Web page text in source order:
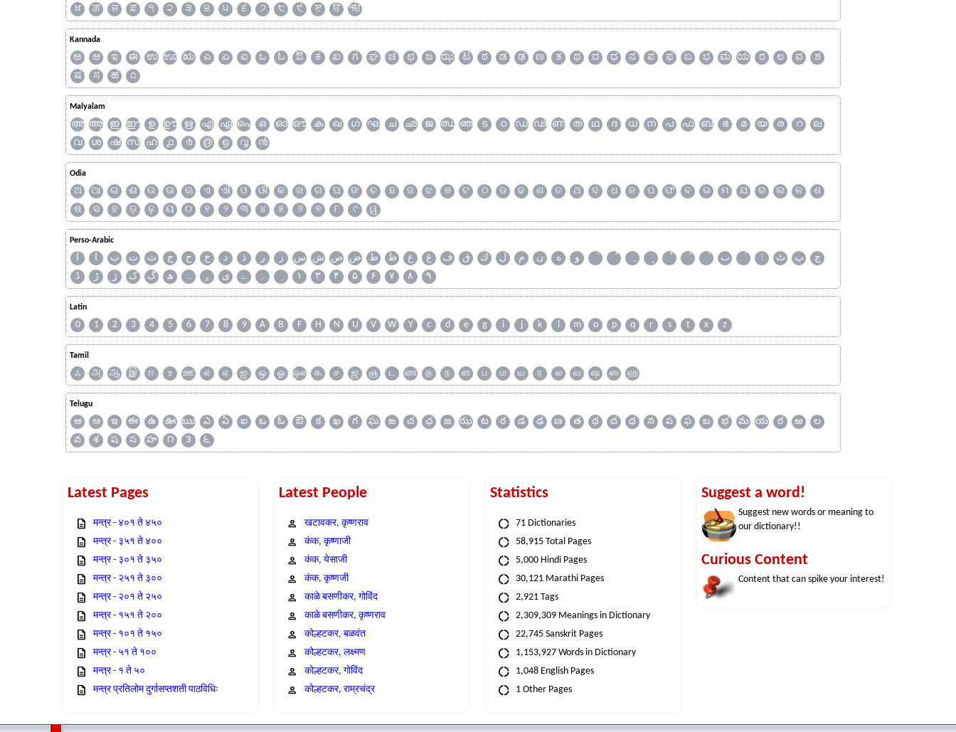
ਖ਼
ਗ਼ ਜ਼ ਫ਼ ੧ ੨ ੩ ੪ ੫ ੬ ੭ ੮ ੯ ੲ ੳ ੴ
Kannada
ಅ ಆ ಇ ಈ ಉ ಊ ಋ ಎ ಏ ಐ ಒ ಓ ಔ ಕ ಖ ಗ ಘ ಚ ಛ ಜ ಝ ಟ ಠ ಡ ಢ ಣ ತ ಥ ದ ಧ ನ ಪ ಫ ಬ ಭ ಮ ಯ ರ ಲ ವ
ಶ
ಷ
ಸ ಹ ೧
Malyalam
അ ആ ഇ ഈ ഉ ഊ ഋ എ ഏ ഐ ഒ ഓ ഔ ക ഖ ഗ ഘ ച ഛ ജ ഝ ഞ ട ഠ ഡ ഢ ണ ത ഥ ദ ധ ന പ ഫ ബ ഭ മ യ ര റ
ല
വ
ശ ഷ സ ഹ ൧ ൪ ൫ ൭ ൮ ൯
Odia
ଅ ଆ ଇ ଈ ଉ ଊ ଋ ଏ ଐ ଓ ଔ କ ଖ ଗ ଘ ଙ ଚ ଛ ଜ ଝ ଞ ଟ ଠ ଡ ଢ ଣ ତ ଥ ଦ ଧ ନ ପ ଫ ବ ଭ ମ ଯ ର ଲ ଳ
ଶ
ଷ
ସ ହ ଡ଼ ଢ଼ ୟ ୦ ୧ ୨ ୩ ୪ ୫ ୬ ୭ ୮ ୯ ୱ
Perso-Arabic
آ ا ب ت ث ج ح خ د ذ ر ز س ش ص ض ط ظ ع غ ف ق ك ل م ن ه و ٮ ٲ ٹ پ
چ
ڈ
ڑ ژ ک گ ھ ہ ۄ ی ے ۔ ۱ ۳ ۴ ۵ ۶ ۷ ۸ ۹
Latin
0 1 2 3 4 5 6 7 8 9 A B F H N U V W Y c d e g i j k l m o p q r s t x z
Tamil
ஃ அ ஆ இ ஈ உ ஊ எ ஏ ஐ ஒ ஓ ஔ க ச ஜ ஞ ட ண த ந ன ப ம ய ர ல வ ஷ ஸ ஹ
Telugu
అ ఆ ఇ ఈ ఉ ఊ ఋ ఎ ఏ ఐ ఒ ఓ ఔ క ఖ గ ఘ ఙ చ ఛ జ ఝ ట ఠ డ ఢ ణ త థ ద ధ న ప ఫ బ భ మ య ర ఱ
ల
వ
శ ష స హ ౧ ౩ ౬
Latest Pages
मन्त्र - ४०१ ते ४५०
मन्त्र - ३५१ ते ४००
मन्त्र - ३०१ ते ३५०
मन्त्र - २५१ ते ३००
मन्त्र - २०१ ते २५०
मन्त्र - १५१ ते २००
मन्त्र - १०१ ते १५०
मन्त्र - ५१ ते १००
मन्त्र - १ ते ५०
मन्त्र प्रतिलोम दुर्गासप्तशती पाठविधिः
Latest People
खटावकर, कृष्णराव
कंक, कृष्णाजी
कंक, येसाजी
कंक, कृष्णजी
काळे बसणीकर, गोविंद
काळे बसणीकर, कृष्णराव
कोल्हटकर, बळवंत
कोल्हटकर, लक्ष्मण
कोल्हटकर, गोविंद
कोल्हटकर, राम्रचंद्र
Statistics
71 Dictionaries
58,915 Total Pages
5,000 Hindi Pages
30,121 Marathi Pages
2,921 Tags
2,309,309 Meanings in Dictionary
22,745 Sanskrit Pages
1,153,927 Words in Dictionary
1,048 English Pages
1 Other Pages
Suggest a word!
Suggest new words or meaning to
our dictionary!!
Curious Content
Content that can spike your interest!